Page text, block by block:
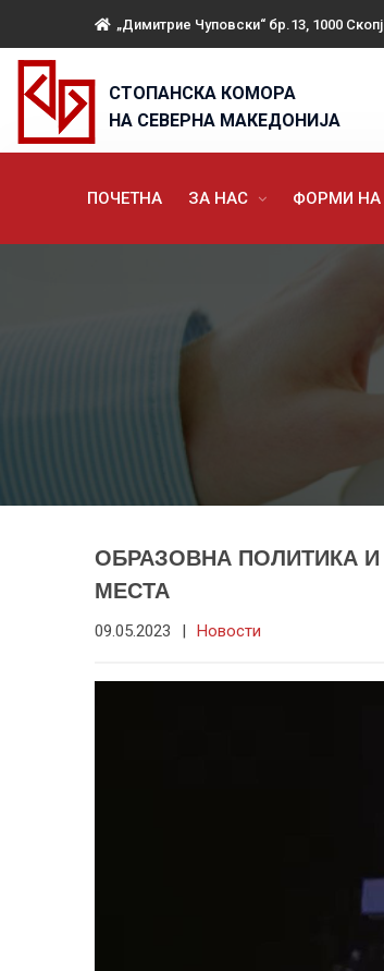
„Димитрие Чуповски“ бр.13, 1000
СТОПАНСКА КОМОРА
НА СЕВЕРНА МАКЕДОНИЈА
ПОЧЕТНА ЗА НАС ФОРМИ НА
ОБРАЗОВНА ПОЛИТИКА
МЕСТА
09.05.2023 | Новости